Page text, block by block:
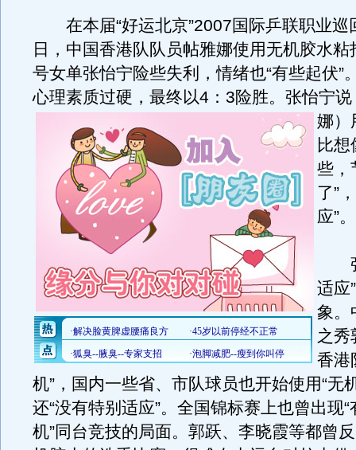
在本届“好运北京”2007国际乒联职业巡
日，中国香港队队员帖雅娜使用无机胶水粘
号女单张怡宁险些失利，情绪也“有些起伏”
心理素质过硬，最终以4：3险胜。 张怡宁
娜）
比想
些，
了”
应”。
张
适应
象。
之秀
香港
机”，国内一些省、市队球员也开始使用“无
还“没有特别适应”。全国锦标赛上也曾出现“
机”同台竞技的局面。郭跃、李晓霞等都曾